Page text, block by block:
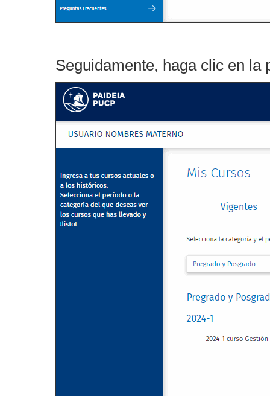
Seguidamente, haga clic en la